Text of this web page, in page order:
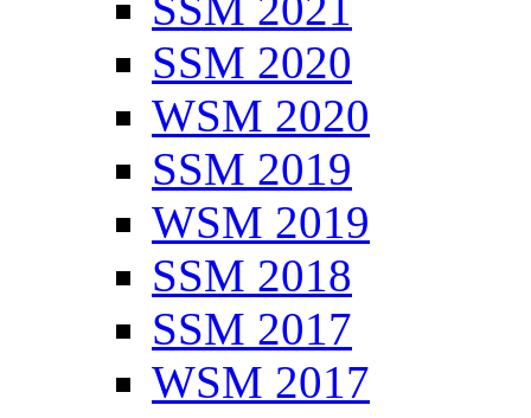
SSM 2020
WSM 2020
SSM 2019
WSM 2019
SSM 2018
SSM 2017
WSM 2017